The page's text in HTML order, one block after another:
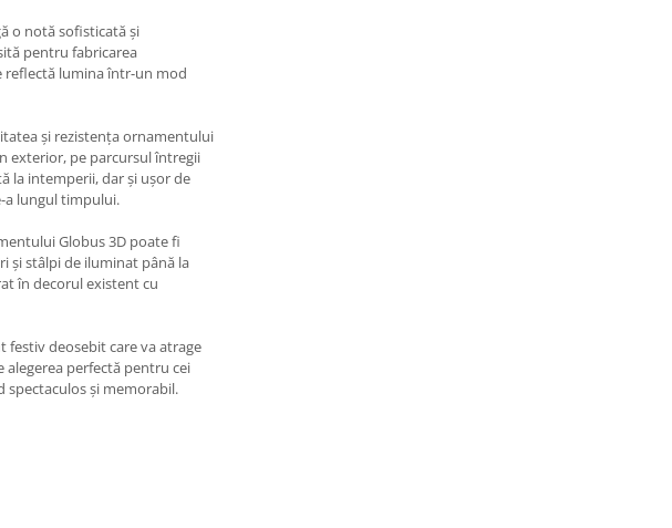
o notă sofisticată și
pentru fabricarea
reflectă lumina într-un mod
și rezistența ornamentului
exterior, pe parcursul întregii
la intemperii, dar și ușor de
a lungul timpului.
Globus 3D poate fi
și stâlpi de iluminat până la
în decorul existent cu
festiv deosebit care va atrage
alegerea perfectă pentru cei
și memorabil.